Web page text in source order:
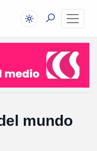
mundo